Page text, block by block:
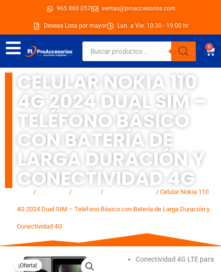
contenido
965 860 057 ventas@proaccesorios.com
Deseas Lista por mayor Lun. a Vie. 10:30 - 19:00 hr
Búsqueda
productos
0
CELULAR NOKIA 110
4G 2024 DUAL SIM –
TELÉFONO BÁSICO
CON BATERÍA DE
LARGA DURACIÓN Y
CONECTIVIDAD 4G
/ / / / Celular Nokia 110
4G 2024 Dual SIM – Teléfono Básico con Batería de Larga Duración y
Conectividad 4G
¡Oferta!
Conectividad 4G LTE para